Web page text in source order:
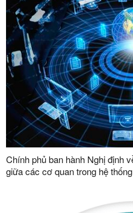
Chính phủ ban hành Nghị định
giữa các cơ quan trong hệ